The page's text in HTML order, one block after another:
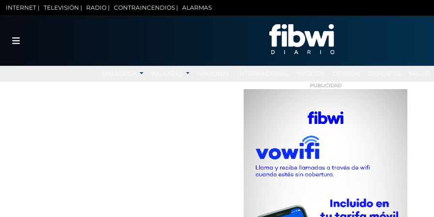
INTERNET | TELEVISIÓN | RADIO | CONTRAINCENDIOS | ALARMAS